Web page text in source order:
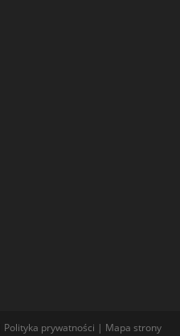
Polityka prywatności | Mapa strony